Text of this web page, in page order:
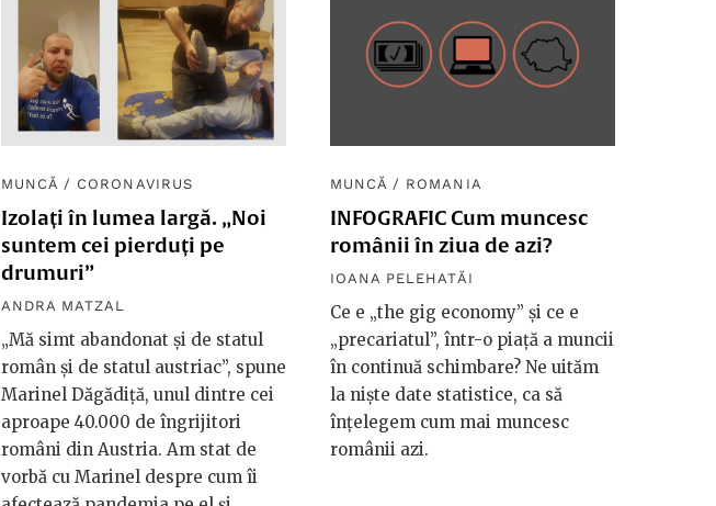
MUNCĂ / CORONAVIRUS
Izolați în lumea largă. „Noi
suntem cei pierduți pe
drumuri”
ANDRA MATZAL
„Mă simt abandonat și de statul
român și de statul austriac”, spune
Marinel Dăgădiță, unul dintre cei
aproape 40.000 de îngrijitori
români din Austria. Am stat de
vorbă cu Marinel despre cum îi
MUNCĂ / ROMANIA
INFOGRAFIC Cum muncesc
românii în ziua de azi?
IOANA PELEHATĂI
Ce e „the gig economy” și ce e
„precariatul”, într-o piață a muncii
în continuă schimbare? Ne uităm
la niște date statistice, ca să
înțelegem cum mai muncesc
românii azi.